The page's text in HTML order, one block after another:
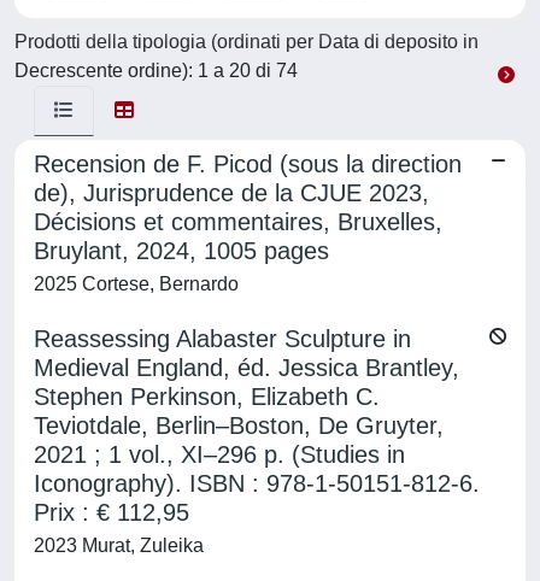
Prodotti della tipologia (ordinati per Data di deposito in
Decrescente ordine): 1 a 20 di 74
Recension de F. Picod (sous la direction
de), Jurisprudence de la CJUE 2023,
Décisions et commentaires, Bruxelles,
Bruylant, 2024, 1005 pages
2025 Cortese, Bernardo
Reassessing Alabaster Sculpture in
Medieval England, éd. Jessica Brantley,
Stephen Perkinson, Elizabeth C.
Teviotdale, Berlin–Boston, De Gruyter,
2021 ; 1 vol., XI–296 p. (Studies in
Iconography). ISBN : 978-1-50151-812-6.
Prix : € 112,95
2023 Murat, Zuleika